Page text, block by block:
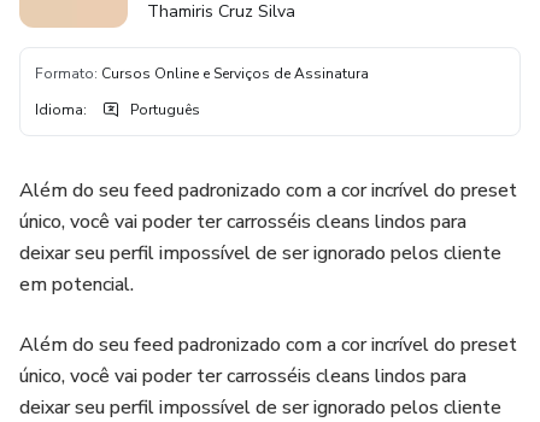
Thamiris Cruz Silva
Formato: Cursos Online e Serviços de Assinatura
Idioma: Português
Além do seu feed padronizado com a cor incrível do preset
único, você vai poder ter carrosséis cleans lindos para
deixar seu perfil impossível de ser ignorado pelos cliente
em potencial.
Além do seu feed padronizado com a cor incrível do preset
único, você vai poder ter carrosséis cleans lindos para
deixar seu perfil impossível de ser ignorado pelos cliente